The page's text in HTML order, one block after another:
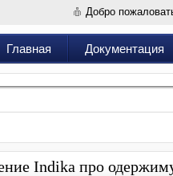
Добро
Главная Документация
Indika про